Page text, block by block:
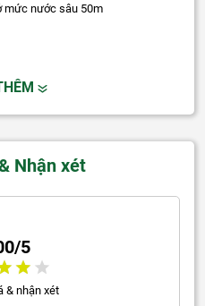
mức nước sâu 50m
Nhận xét
5
& nhận xét